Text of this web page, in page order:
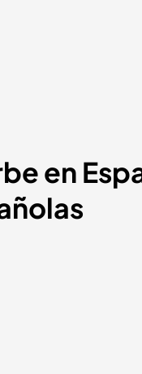
en